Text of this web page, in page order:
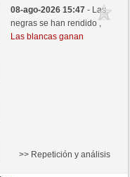
08-ago-2026 15:47- Las
negras se han rendido ,
Las blancas ganan
>> Repetición y análisis